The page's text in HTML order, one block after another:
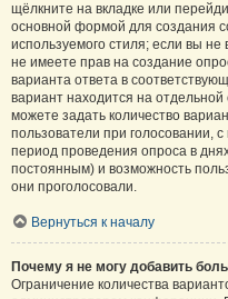
щёлкните на вкладке или
основной формой для создания
используемого стиля; если вы
не имеете прав на создание
варианта ответа в
вариант находится на отдельной
можете задать количество
пользователи при голосовании,
период проведения опроса в
постоянным) и возможность
они проголосовали.
Вернуться к началу
Почему я не могу добавить
Ограничение количества